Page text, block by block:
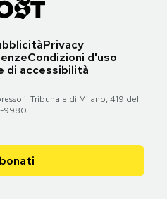
Privacy
Condizioni d'uso
di accessibilità
il Tribunale di Milano, 419 del
9980